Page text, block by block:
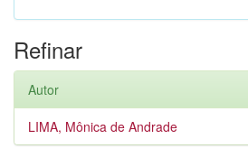
Refinar
Autor
LIMA, Mônica de Andrade